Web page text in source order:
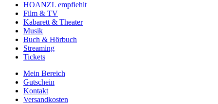
HOANZL empfiehlt
Film & TV
Kabarett & Theater
Musik
Buch & Hörbuch
Streaming
Tickets
Mein Bereich
Gutschein
Kontakt
Versandkosten